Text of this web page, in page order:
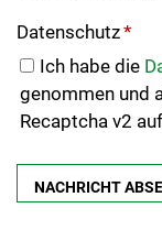
Datenschutz*
Ich habe die
genommen und
Recaptcha v2